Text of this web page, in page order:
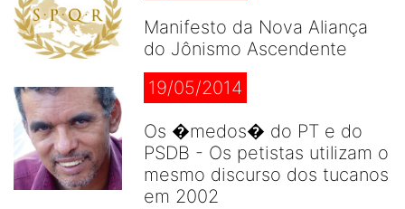
Manifesto da Nova Aliança
do Jônismo Ascendente
19/05/2014
Os �medos� do PT e do
PSDB - Os petistas utilizam o
mesmo discurso dos tucanos
em 2002